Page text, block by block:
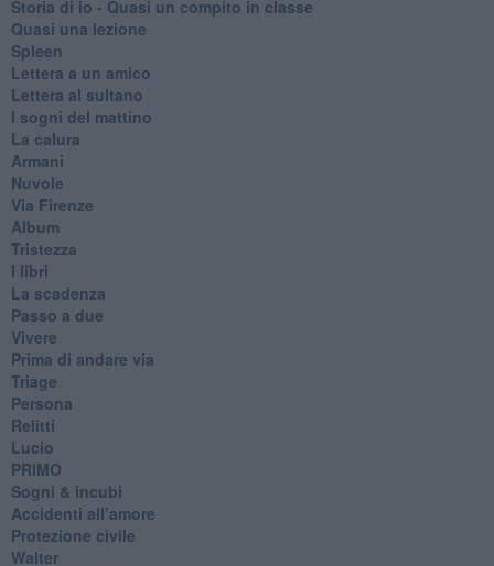
Storia di io - Quasi un compito in classe
Quasi una lezione
Spleen
Lettera a un amico
Lettera al sultano
I sogni del mattino
La calura
Armani
Nuvole
Via Firenze
Album
Tristezza
I libri
La scadenza
Passo a due
Vivere
Prima di andare via
Triage
Persona
Relitti
Lucio
PRIMO
Sogni & incubi
Accidenti all’amore
Protezione civile
Walter